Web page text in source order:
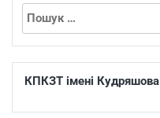
КПКЗТ імені Кудряшова